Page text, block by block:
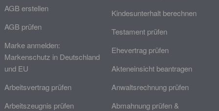
AGB erstellen
AGB prüfen
Marke anmelden:
Markenschutz in Deutschland
und EU
Arbeitsvertrag prüfen
Arbeitszeugnis prüfen
Kindesunterhalt berechnen
Testament prüfen
Ehevertrag prüfen
Akteneinsicht beantragen
Anwaltsrechnung prüfen
Abmahnung prüfen &